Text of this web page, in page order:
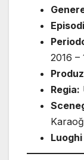
2016 –
Regia: